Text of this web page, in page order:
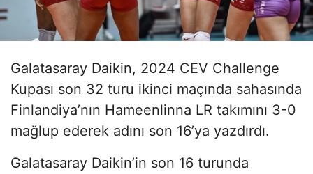
Galatasaray Daikin, 2024 CEV Challenge
Kupası son 32 turu ikinci maçında sahasında
Finlandiya’nın Hameenlinna LR takımını 3-0
mağlup ederek adını son 16’ya yazdırdı.
Galatasaray Daikin’in son 16 turunda